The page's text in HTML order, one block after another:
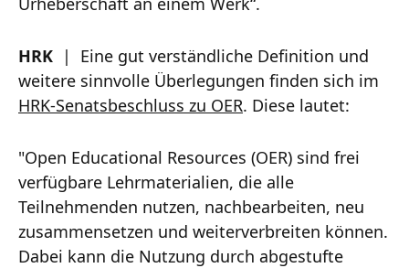
HRK | Eine gut verständliche Definition und
weitere sinnvolle Überlegungen finden sich im
HRK-Senatsbeschluss zu OER. Diese lautet:
"Open Educational Resources (OER) sind frei
verfügbare Lehrmaterialien, die alle
Teilnehmenden nutzen, nachbearbeiten, neu
zusammensetzen und weiterverbreiten können.
Dabei kann die Nutzung durch abgestufte